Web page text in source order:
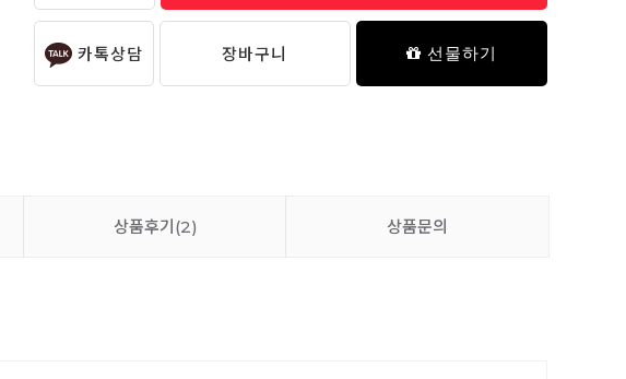
카톡상담 장바구니 선물하기
상품후기(2) 상품문의